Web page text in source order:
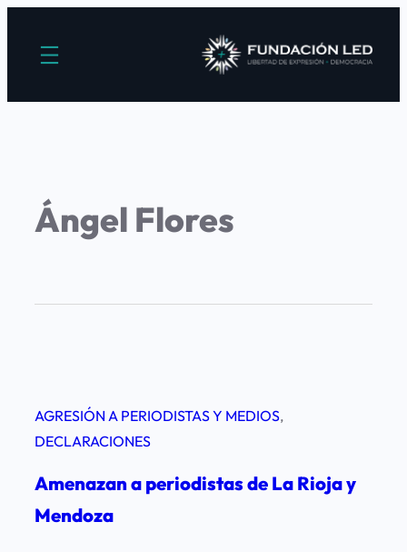
Ángel Flores
AGRESIÓN A PERIODISTAS Y MEDIOS
DECLARACIONES
Amenazan a periodistas de La Rioja y
Mendoza